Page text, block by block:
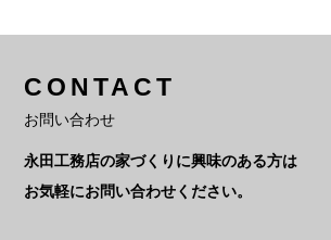
CONTACT
お問い合わせ
永田工務店の家づくりに興味のある方は
お気軽にお問い合わせください。